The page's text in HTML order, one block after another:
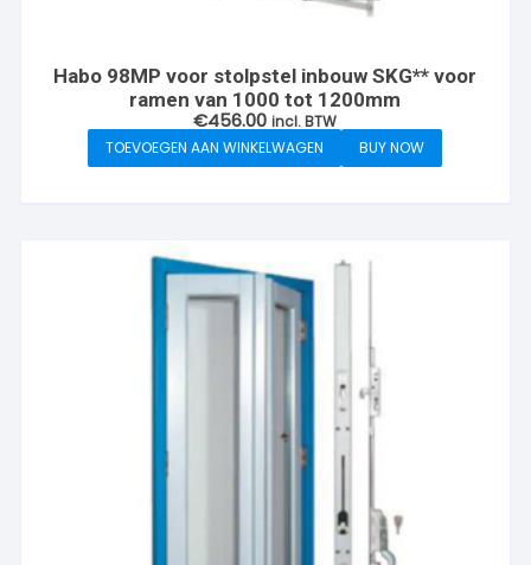
Habo 98MP voor stolpstel inbouw SKG** voor
ramen van 1000 tot 1200mm
€456.00 incl. BTW
TOEVOEGEN AAN WINKELWAGEN
BUY NOW